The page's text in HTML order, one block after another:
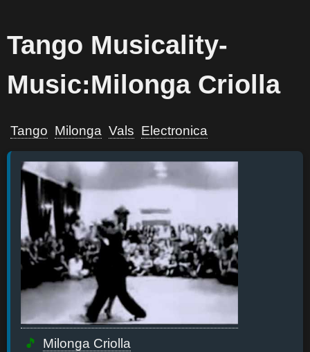
Tango Musicality-
Music:Milonga Criolla
Tango Milonga Vals Electronica
Milonga Criolla